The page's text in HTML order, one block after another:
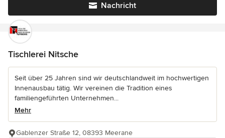
Nachricht
Tischlerei Nitsche
Seit über 25 Jahren sind wir deutschlandweit im hochwertigen
Innenausbau tätig. Wir vereinen die Tradition eines
familiengeführten Unternehmen...
Mehr
Gablenzer Straße 12, 08393 Meerane